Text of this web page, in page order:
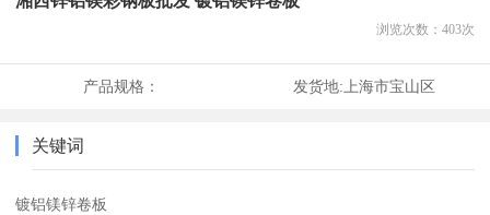
浏览次数： 403次
产品规格： 发货地: 上海市宝山区
关键词
镀铝镁锌卷板